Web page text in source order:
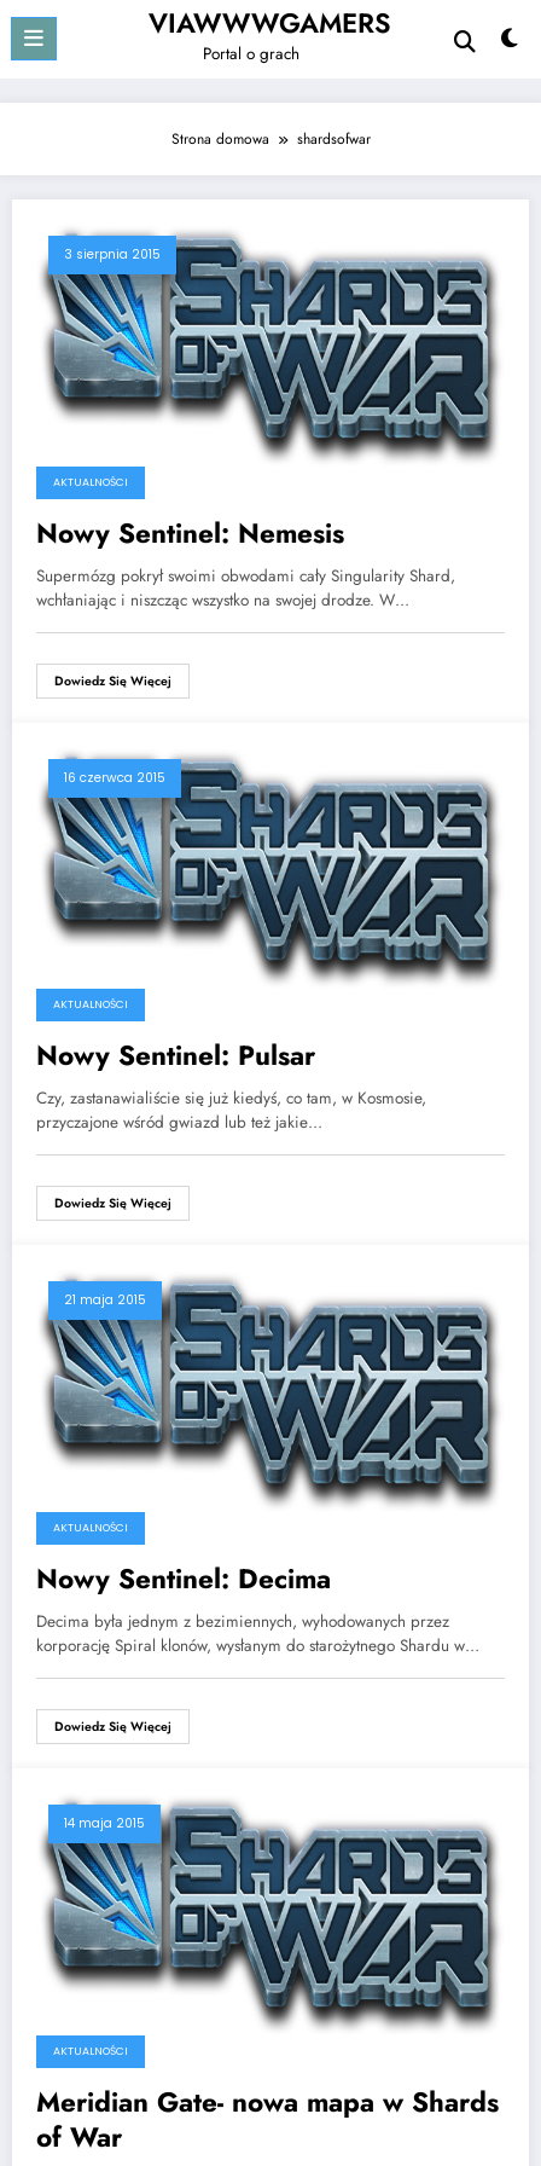
treści
VIAWWWGAMERS
Portal o grach
Strona domowa shardsofwar
3 sierpnia 2015
AKTUALNOŚCI
Nowy Sentinel: Nemesis
Supermózg pokrył swoimi obwodami cały Singularity Shard,
wchłaniając i niszcząc wszystko na swojej drodze. W…
Dowiedz Się Więcej
16 czerwca 2015
AKTUALNOŚCI
Nowy Sentinel: Pulsar
Czy, zastanawialiście się już kiedyś, co tam, w Kosmosie,
przyczajone wśród gwiazd lub też jakie…
Dowiedz Się Więcej
21 maja 2015
AKTUALNOŚCI
Nowy Sentinel: Decima
Decima była jednym z bezimiennych, wyhodowanych przez
korporację Spiral klonów, wysłanym do starożytnego Shardu w…
Dowiedz Się Więcej
14 maja 2015
AKTUALNOŚCI
Meridian Gate- nowa mapa w Shards
of War